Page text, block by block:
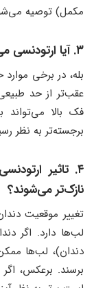
مکمل) توصیه
۳. آیا ارتودنسی می‌تواند باعث برجسته‌تر شدن گونه‌ها شود؟
بله، در برخی
فک بالا می‌تواند
برجسته‌تر به نظر
۴. تاثیر
نازک‌تر می‌شوند؟
تغییر موقعیت
لب‌ها دارد. اگر
دندان)، لب‌ها
برسند. برعکس،